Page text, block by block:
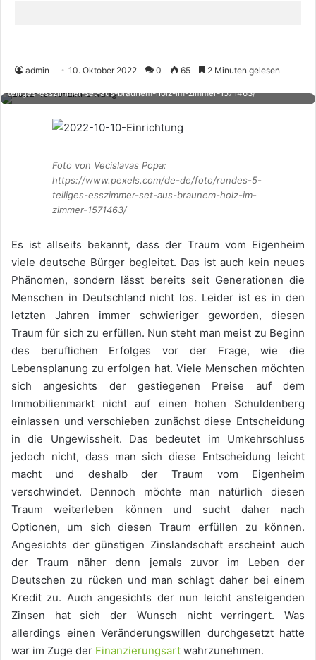
admin 10. Oktober 2022 0 65 2 Minuten gelesen
Foto von Vecislavas Popa: https://www.pexels.com/de-de/foto/rundes-5-
teiliges-esszimmer-set-aus-braunem-holz-im-zimmer-1571463/
Foto von Vecislavas Popa:
https://www.pexels.com/de-de/foto/rundes-5-
teiliges-esszimmer-set-aus-braunem-holz-im-
zimmer-1571463/
Es ist allseits bekannt, dass der Traum vom Eigenheim
viele deutsche Bürger begleitet. Das ist auch kein neues
Phänomen, sondern lässt bereits seit Generationen die
Menschen in Deutschland nicht los. Leider ist es in den
letzten Jahren immer schwieriger geworden, diesen
Traum für sich zu erfüllen. Nun steht man meist zu Beginn
des beruflichen Erfolges vor der Frage, wie die
Lebensplanung zu erfolgen hat. Viele Menschen möchten
sich angesichts der gestiegenen Preise auf dem
Immobilienmarkt nicht auf einen hohen Schuldenberg
einlassen und verschieben zunächst diese Entscheidung
in die Ungewissheit. Das bedeutet im Umkehrschluss
jedoch nicht, dass man sich diese Entscheidung leicht
macht und deshalb der Traum vom Eigenheim
verschwindet. Dennoch möchte man natürlich diesen
Traum weiterleben können und sucht daher nach
Optionen, um sich diesen Traum erfüllen zu können.
Angesichts der günstigen Zinslandschaft erscheint auch
der Traum näher denn jemals zuvor im Leben der
Deutschen zu rücken und man schlagt daher bei einem
Kredit zu. Auch angesichts der nun leicht ansteigenden
Zinsen hat sich der Wunsch nicht verringert. Was
allerdings einen Veränderungswillen durchgesetzt hatte
war im Zuge der Finanzierungsart wahrzunehmen.